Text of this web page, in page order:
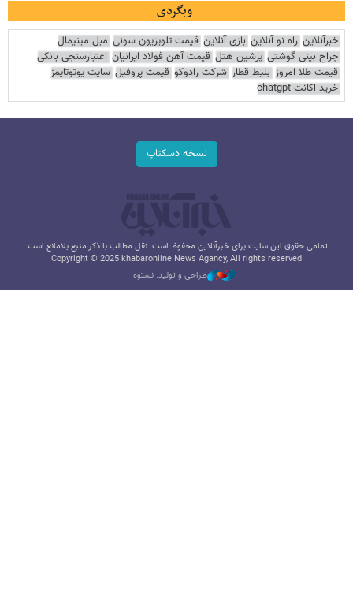
وبگردی
خبرآنلاین راه نو آنلاین بازی آنلاین قیمت تلویزیون سونی مبل مینیمال
جراح بینی گوشتی پرشین هتل قیمت آهن فولاد ایرانیان اعتبارسنجی بانکی
قیمت طلا امروز بلیط قطار شرکت رادوکو قیمت پروفیل سایت یوتوتایمز
خرید اکانت chatgpt
نسخه دسکتاپ
تمامی حقوق این سایت برای خبرآنلاین محفوظ است. نقل مطالب با ذکر منبع بلامانع است.
Copyright © 2025 khabaronline News Agancy, All rights reserved
طراحی و تولید: نستوه